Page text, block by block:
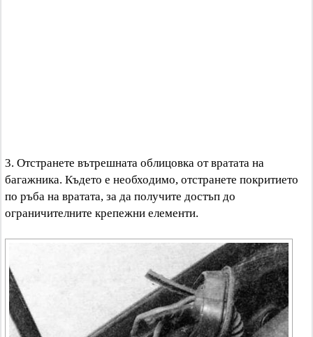
3. Отстранете вътрешната облицовка от вратата на
багажника. Където е необходимо, отстранете покритието
по ръба на вратата, за да получите достъп до
ограничителните крепежни елементи.